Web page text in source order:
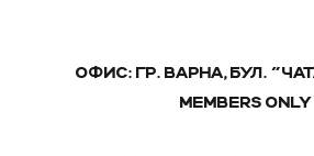
ОФИС: ГР. ВАРНА, БУЛ.
MEMBERS ONLY